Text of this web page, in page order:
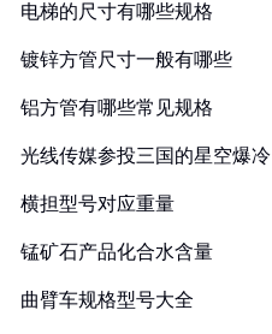
电梯的尺寸有哪些规格
镀锌方管尺寸一般有哪些
铝方管有哪些常见规格
光线传媒参投三国的星空爆冷
横担型号对应重量
锰矿石产品化合水含量
曲臂车规格型号大全